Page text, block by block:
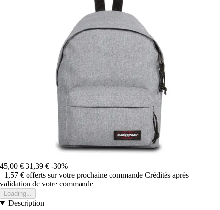
45,00 € 31,39 € -30%
+1,57 € offerts sur votre prochaine commande Crédités après
validation de votre commande
Loading...
Description